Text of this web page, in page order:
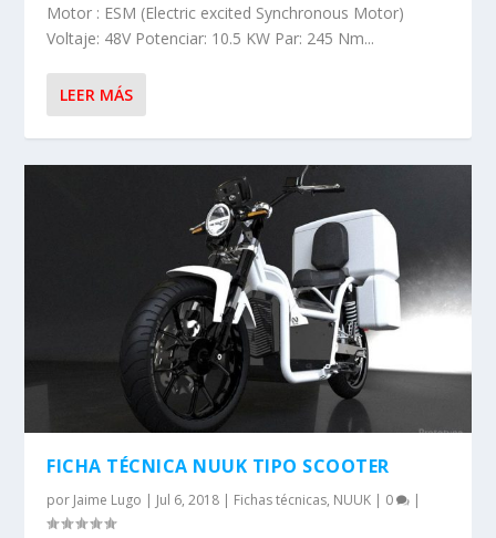
Motor : ESM (Electric excited Synchronous Motor)
Voltaje: 48V Potenciar: 10.5 KW Par: 245 Nm...
LEER MÁS
FICHA TÉCNICA NUUK TIPO SCOOTER
por Jaime Lugo | Jul 6, 2018 | Fichas técnicas, NUUK | 0 |